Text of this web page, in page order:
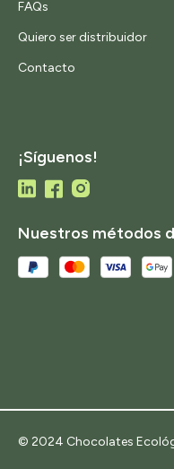
FAQs
Quiero ser distribuidor
Contacto
¡Síguenos!
Nuestros métodos
© 2024 Chocolates